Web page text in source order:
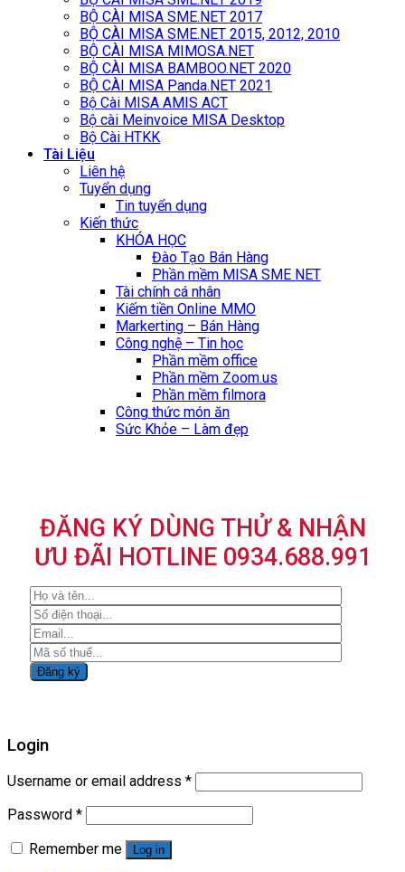
BỘ CÀI MISA SME.NET 2017
BỘ CÀI MISA SME.NET 2015, 2012, 2010
BỘ CÀI MISA MIMOSA.NET
BỘ CÀI MISA BAMBOO.NET 2020
BỘ CÀI MISA Panda.NET 2021
Bộ Cài MISA AMIS ACT
Bộ cài Meinvoice MISA Desktop
Bộ Cài HTKK
Tài Liệu
Liên hệ
Tuyển dụng
Tin tuyển dụng
Kiến thức
KHÓA HỌC
Đào Tạo Bán Hàng
Phần mềm MISA SME NET
Tài chính cá nhân
Kiếm tiền Online MMO
Markerting – Bán Hàng
Công nghệ – Tin học
Phần mềm office
Phần mềm Zoom.us
Phần mềm filmora
Công thức món ăn
Sức Khỏe – Làm đẹp
ĐĂNG KÝ DÙNG THỬ & NHẬN
ƯU ĐÃI HOTLINE 0934.688.991
Login
Username or email address *
Password *
Remember me
Log in